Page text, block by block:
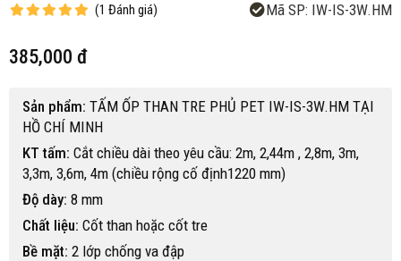
(1 Đánh giá) Mã SP: IW-IS-3W.HM
385,000 đ
Sản phẩm: TẤM ỐP THAN TRE PHỦ PET IW-IS-3W.HM TẠI
HỒ CHÍ MINH
KT tấm: Cắt chiều dài theo yêu cầu: 2m, 2,44m , 2,8m, 3m,
3,3m, 3,6m, 4m (chiều rộng cố định1220 mm)
Độ dày: 8 mm
Chất liệu: Cốt than hoặc cốt tre
Bề mặt: 2 lớp chống va đập